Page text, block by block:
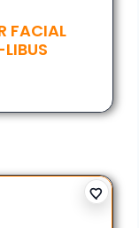
FACIAL